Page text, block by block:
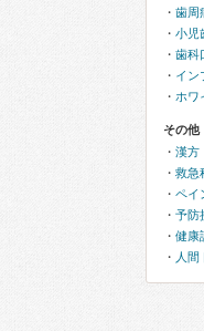
歯周
小児
歯科
イン
ホワ
その他
漢方
救急
ペイ
予防
健康
人間